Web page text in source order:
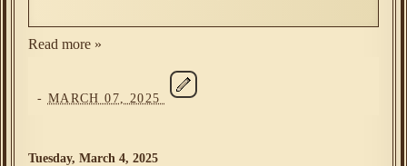
Read more »
- MARCH 07, 2025
Tuesday, March 4, 2025